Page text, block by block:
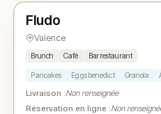
★ N° 1
Fludo
Valence
Brunch Café Bar restaurant
Pancakes Eggs benedict Granola
Livraison :Non renseignée
Réservation en ligne :Non